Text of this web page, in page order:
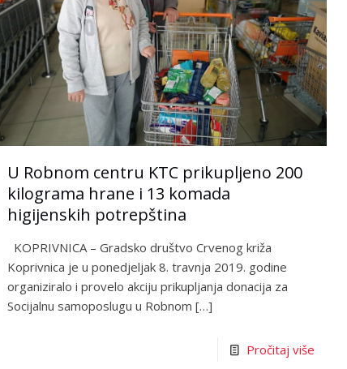
U Robnom centru KTC prikupljeno 200
kilograma hrane i 13 komada
higijenskih potrepština
KOPRIVNICA – Gradsko društvo Crvenog križa
Koprivnica je u ponedjeljak 8. travnja 2019. godine
organiziralo i provelo akciju prikupljanja donacija za
Socijalnu samoposlugu u Robnom […]
Pročitaj više